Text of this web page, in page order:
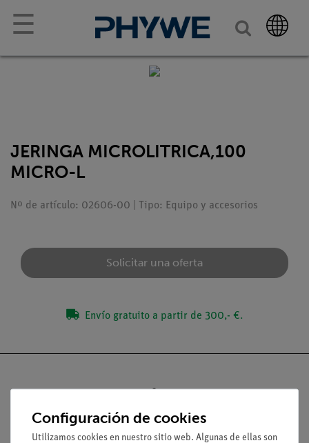
☰
JERINGA MICROLITRICA,100
MICRO-L
Nº de artículo: 02606-00 | Tipo: Equipo y accesorios
Solicitar una oferta
Envío gratuito a partir de 300,- €.
Nach oben
Configuración de cookies
Utilizamos cookies en nuestro sitio web. Algunas de ellas son